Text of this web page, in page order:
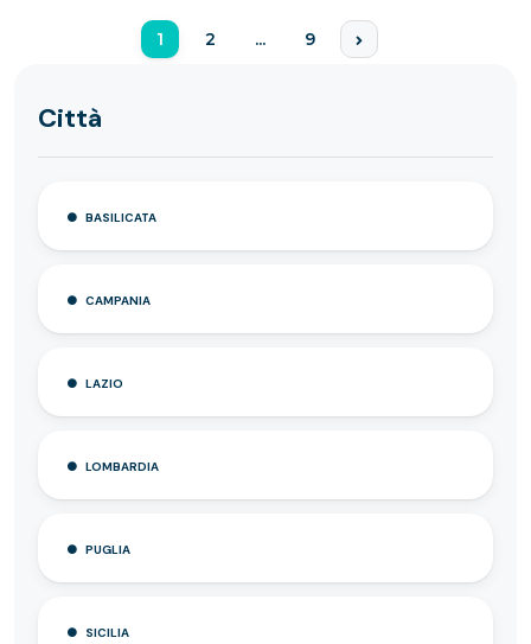
1 2 ... 9
Città
BASILICATA
CAMPANIA
LAZIO
LOMBARDIA
PUGLIA
SICILIA